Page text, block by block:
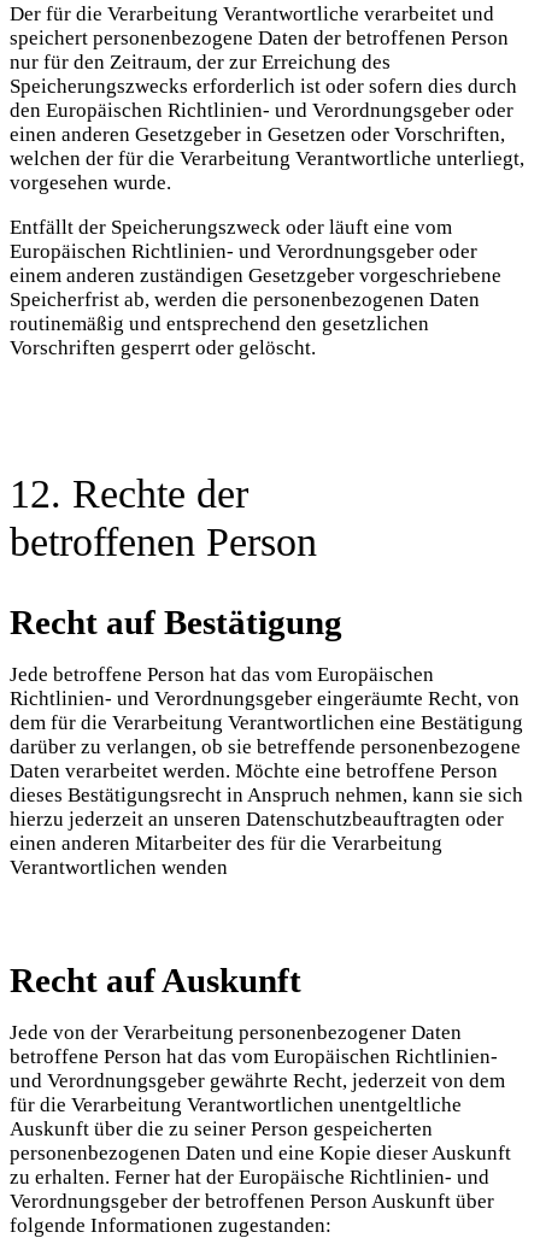
Der für die Verarbeitung Verantwortliche verarbeitet und
speichert personenbezogene Daten der betroffenen Person
nur für den Zeitraum, der zur Erreichung des
Speicherungszwecks erforderlich ist oder sofern dies durch
den Europäischen Richtlinien- und Verordnungsgeber oder
einen anderen Gesetzgeber in Gesetzen oder Vorschriften,
welchen der für die Verarbeitung Verantwortliche unterliegt,
vorgesehen wurde.
Entfällt der Speicherungszweck oder läuft eine vom
Europäischen Richtlinien- und Verordnungsgeber oder
einem anderen zuständigen Gesetzgeber vorgeschriebene
Speicherfrist ab, werden die personenbezogenen Daten
routinemäßig und entsprechend den gesetzlichen
Vorschriften gesperrt oder gelöscht.
12. Rechte der
betroffenen Person
Recht auf Bestätigung
Jede betroffene Person hat das vom Europäischen
Richtlinien- und Verordnungsgeber eingeräumte Recht, von
dem für die Verarbeitung Verantwortlichen eine Bestätigung
darüber zu verlangen, ob sie betreffende personenbezogene
Daten verarbeitet werden. Möchte eine betroffene Person
dieses Bestätigungsrecht in Anspruch nehmen, kann sie sich
hierzu jederzeit an unseren Datenschutzbeauftragten oder
einen anderen Mitarbeiter des für die Verarbeitung
Verantwortlichen wenden
Recht auf Auskunft
Jede von der Verarbeitung personenbezogener Daten
betroffene Person hat das vom Europäischen Richtlinien-
und Verordnungsgeber gewährte Recht, jederzeit von dem
für die Verarbeitung Verantwortlichen unentgeltliche
Auskunft über die zu seiner Person gespeicherten
personenbezogenen Daten und eine Kopie dieser Auskunft
zu erhalten. Ferner hat der Europäische Richtlinien- und
Verordnungsgeber der betroffenen Person Auskunft über
folgende Informationen zugestanden: